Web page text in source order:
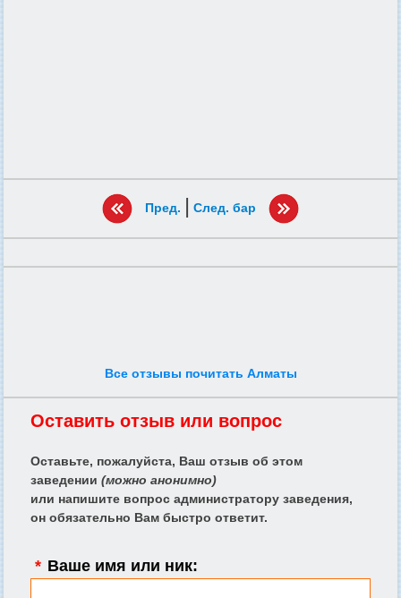
Пред. | След. бар
Все отзывы почитать Алматы
Оставить отзыв или вопрос
Оставьте, пожалуйста, Ваш отзыв об этом
заведении (можно анонимно)
или напишите вопрос администратору заведения,
он обязательно Вам быстро ответит.
* Ваше имя или ник: